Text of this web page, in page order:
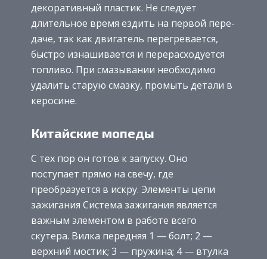
декоративный пластик. Не следует
длительное время ездить на первой пере-
даче, так как двигатель перегревается,
быстро изнашивается и перерасходуется
топливо. При смазывании необходимо
удалить старую смазку, промыть детали в
керосине.
Китайские мопеды
С тех пор он готов к запуску. Оно
поступает прямо на свечу, где
преобразуется в искру. Элементы цепи
зажигания Система зажигания является
важным элементом в работе всего
скутера. Вилка передняя 1 — болт; 2 —
верхний мостик; 3 — пружина; 4 — втулка